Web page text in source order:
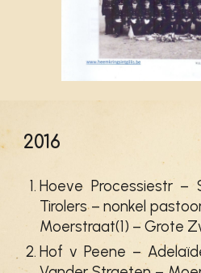
2016
Hoeve Processiestr –
Tirolers – nonkel
Moerstraat(1) – Grote
Hof v Peene –